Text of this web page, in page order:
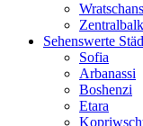
Sehenswerte
Sofia
Arbanassi
Boshenzi
Etara